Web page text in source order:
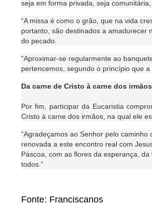
seja em forma privada, seja
“A missa é como o grão, que na vida
portanto, são destinados a amadurecer
do pecado.
“Aproximar-se regularmente ao
pertencemos, segundo o princípio que a
Da carne de Cristo à carne dos irmãos
Por fim, participar da Eucaristia
Cristo à carne dos irmãos, na qual ele
“Agradeçamos ao Senhor pelo
renovada a este encontro real com
Páscoa, com as flores da esperança,
todos.”
Fonte: Franciscanos